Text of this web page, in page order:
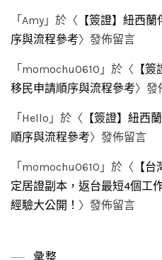
「 Amy 」於〈 【簽證】紐西
序與流程參考〉發佈留言
「 momochu0610 」於〈 【
移民申請順序與流程參考〉發
「 Hello 」於〈 【簽證】紐西
順序與流程參考〉發佈留言
「 momochu0610 」於〈 【
定居證副本，返台最短4個工
經驗大公開！ 〉發佈留言
彙整